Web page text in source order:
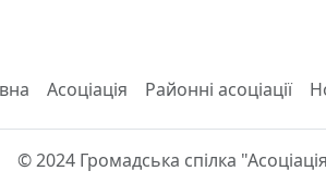
Асоціація Районні асоціації
© 2024 Громадська спілка